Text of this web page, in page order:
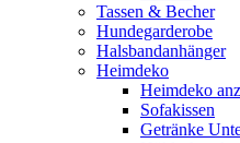
Tassen & Becher
Hundegarderobe
Halsbandanhänger
Heimdeko
Heimdeko
Sofakissen
Getränke